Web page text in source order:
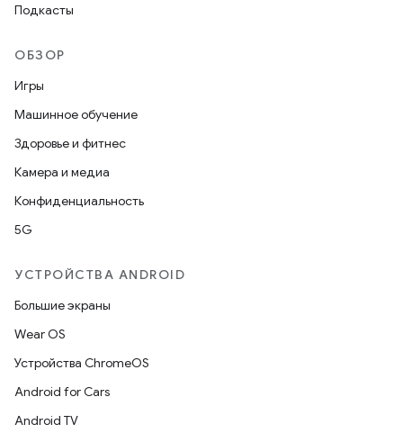
Подкасты
ОБЗОР
Игры
Машинное обучение
Здоровье и фитнес
Камера и медиа
Конфиденциальность
5G
УСТРОЙСТВА ANDROID
Большие экраны
Wear OS
Устройства ChromeOS
Android for Cars
Android TV